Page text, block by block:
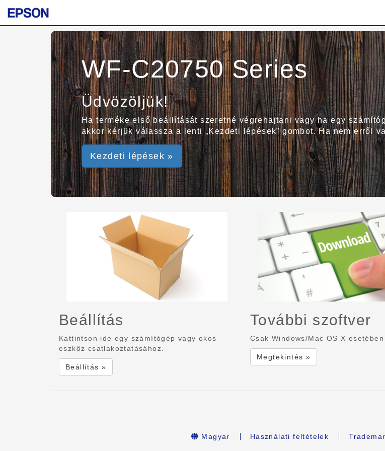
WF-C20750 Series
Üdvözöljük!
Ha terméke első beállítását szeretné végrehajtani vagy ha egy
akkor kérjük válassza a lenti „Kezdeti lépések” gombot. Ha nem erről
Kezdeti lépések »
Beállítás
Kattintson ide egy számítógép vagy okos
eszköz csatlakoztatásához.
Beállítás »
További szoftver
Csak Windows/Mac OS X esetében
Megtekintés »
Magyar Használati feltételek